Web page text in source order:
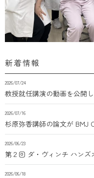
新着情報
2026/07/24
教授就任講演の動画を公開し
2026/07/16
杉原弥香講師の論文が BMJ
2026/06/23
第２回 ダ・ヴィンチ ハン
2026/06/18